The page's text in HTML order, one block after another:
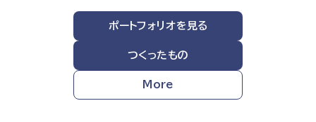
ポートフォリオを見る
つくったもの
More